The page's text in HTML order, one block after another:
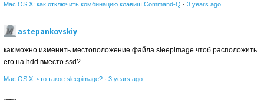
Mac OS X: как отключить комбинацию клавиш Command-Q · 3 years ago
astepankovskiy
как можно изменить местоположение файла sleepimage чтоб расположить
его на hdd вместо ssd?
Mac OS X: что такое sleepimage? · 3 years ago